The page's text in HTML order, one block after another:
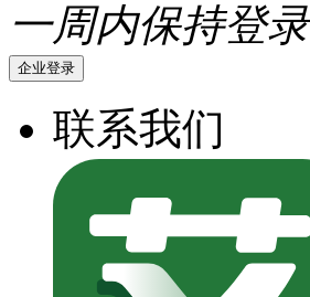
一周内保持登录
企业登录
联系我们